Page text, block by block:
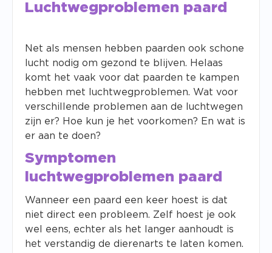
Luchtwegproblemen paard
Net als mensen hebben paarden ook schone
lucht nodig om gezond te blijven. Helaas
komt het vaak voor dat paarden te kampen
hebben met luchtwegproblemen. Wat voor
verschillende problemen aan de luchtwegen
zijn er? Hoe kun je het voorkomen? En wat is
er aan te doen?
Symptomen
luchtwegproblemen paard
Wanneer een paard een keer hoest is dat
niet direct een probleem. Zelf hoest je ook
wel eens, echter als het langer aanhoudt is
het verstandig de dierenarts te laten komen.